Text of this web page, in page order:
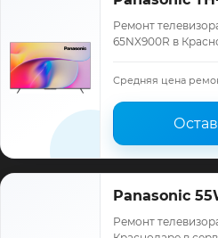
Ремонт
65NX900R в
Panasonic, смета
гарантия до 12 мес…
Средняя цена
Panasonic
Ремонт